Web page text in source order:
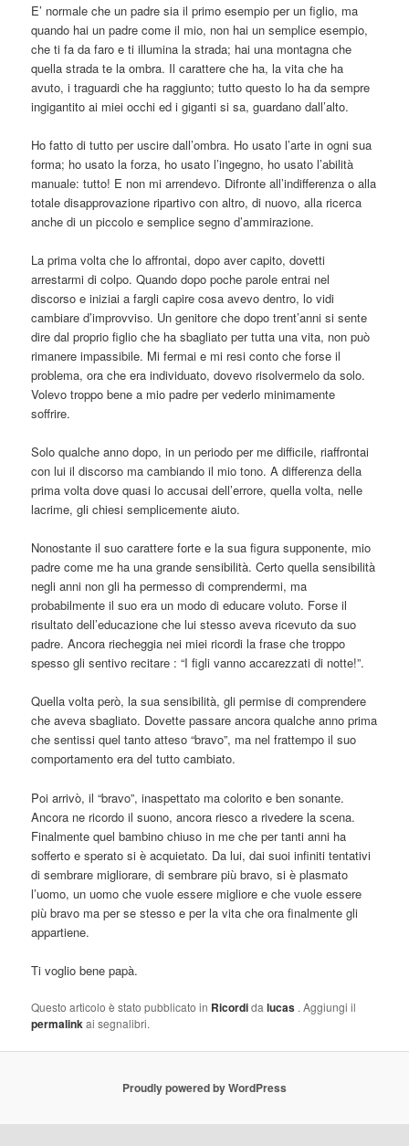
E’ normale che un padre sia il primo esempio per un figlio, ma
quando hai un padre come il mio, non hai un semplice esempio,
che ti fa da faro e ti illumina la strada; hai una montagna che
quella strada te la ombra. Il carattere che ha, la vita che ha
avuto, i traguardi che ha raggiunto; tutto questo lo ha da sempre
ingigantito ai miei occhi ed i giganti si sa, guardano dall’alto.
Ho fatto di tutto per uscire dall’ombra. Ho usato l’arte in ogni sua
forma; ho usato la forza, ho usato l’ingegno, ho usato l’abilità
manuale: tutto! E non mi arrendevo. Difronte all’indifferenza o alla
totale disapprovazione ripartivo con altro, di nuovo, alla ricerca
anche di un piccolo e semplice segno d’ammirazione.
La prima volta che lo affrontai, dopo aver capito, dovetti
arrestarmi di colpo. Quando dopo poche parole entrai nel
discorso e iniziai a fargli capire cosa avevo dentro, lo vidi
cambiare d’improvviso. Un genitore che dopo trent’anni si sente
dire dal proprio figlio che ha sbagliato per tutta una vita, non può
rimanere impassibile. Mi fermai e mi resi conto che forse il
problema, ora che era individuato, dovevo risolvermelo da solo.
Volevo troppo bene a mio padre per vederlo minimamente
soffrire.
Solo qualche anno dopo, in un periodo per me difficile, riaffrontai
con lui il discorso ma cambiando il mio tono. A differenza della
prima volta dove quasi lo accusai dell’errore, quella volta, nelle
lacrime, gli chiesi semplicemente aiuto.
Nonostante il suo carattere forte e la sua figura supponente, mio
padre come me ha una grande sensibilità. Certo quella sensibilità
negli anni non gli ha permesso di comprendermi, ma
probabilmente il suo era un modo di educare voluto. Forse il
risultato dell’educazione che lui stesso aveva ricevuto da suo
padre. Ancora riecheggia nei miei ricordi la frase che troppo
spesso gli sentivo recitare : “I figli vanno accarezzati di notte!”.
Quella volta però, la sua sensibilità, gli permise di comprendere
che aveva sbagliato. Dovette passare ancora qualche anno prima
che sentissi quel tanto atteso “bravo”, ma nel frattempo il suo
comportamento era del tutto cambiato.
Poi arrivò, il “bravo”, inaspettato ma colorito e ben sonante.
Ancora ne ricordo il suono, ancora riesco a rivedere la scena.
Finalmente quel bambino chiuso in me che per tanti anni ha
sofferto e sperato si è acquietato. Da lui, dai suoi infiniti tentativi
di sembrare migliorare, di sembrare più bravo, si è plasmato
l’uomo, un uomo che vuole essere migliore e che vuole essere
più bravo ma per se stesso e per la vita che ora finalmente gli
appartiene.
Ti voglio bene papà.
Questo articolo è stato pubblicato in Ricordidalucas . Aggiungi il
permalinkai segnalibri.
Proudly powered by WordPress